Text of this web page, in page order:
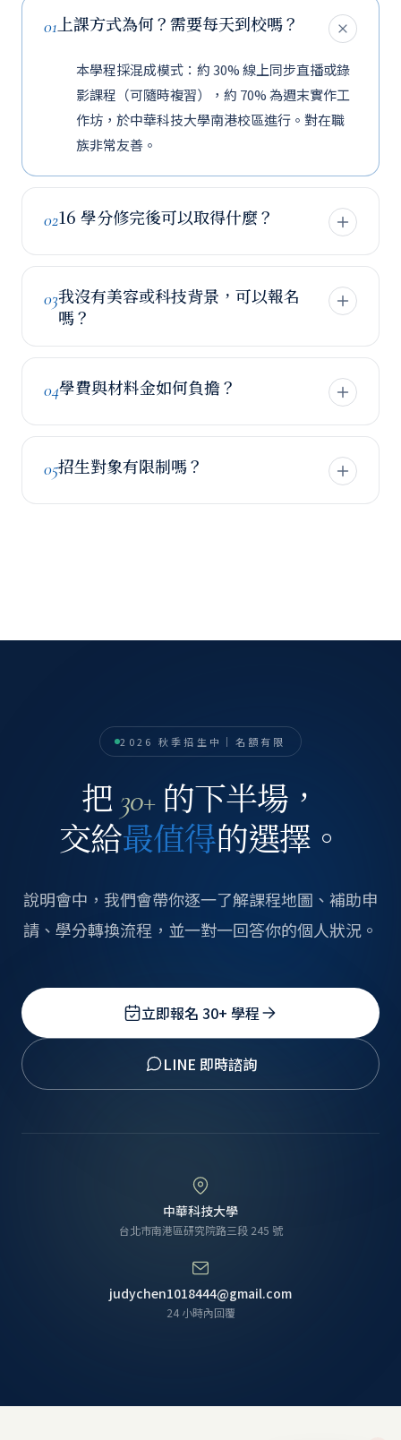
01 上課方式為何？需要每天到校嗎？
本學程採混成模式：約 30% 線上同步直播或錄
影課程（可隨時複習），約 70% 為週末實作工
作坊，於中華科技大學南港校區進行。對在職
族非常友善。
0216 學分修完後可以取得什麼？
修畢可獲中華科技大學官方核發之「學分修習
證明」，且這 16 學分為正式學程學分，可累計
轉入生技系四年制學位學程。
03我沒有美容或科技背景，可以報名
嗎？
完全可以。本學程為 30+ 跨領域學員設計，課
程從基礎建立。長照工作者、社區照顧員、二
04學費與材料金如何負擔？
本學程獲教育部 30+ 大學計畫補助。學員享專
業器材與耗材免費使用，包含原廠精油、AI 頭
皮分析等。實際金額依招生年度公告，請於說
明會或 LINE 諮詢取得最新方案。
05招生對象有限制嗎？
2026 秋季招生中｜名額有限
把 30+的下半場，
交給最值得的選擇。
說明會中，我們會帶你逐一了解課程地圖、補助申
請、學分轉換流程，並一對一回答你的個人狀況。
立即報名 30+ 學程
LINE 即時諮詢
中華科技大學
台北市南港區研究院路三段 245 號
judychen1018444@gmail.com
24 小時內回覆